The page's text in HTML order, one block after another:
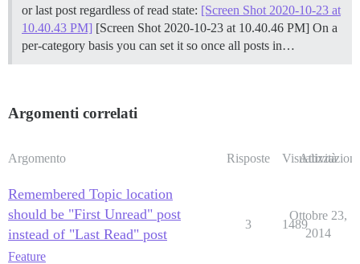
or last post regardless of read state: [Screen Shot 2020-10-23 at
10.40.43 PM] [Screen Shot 2020-10-23 at 10.40.46 PM] On a
per-category basis you can set it so once all posts in…
Argomenti correlati
Argomento Risposte Visualizzazioni
Attività
Remembered Topic location
should be "First Unread" post
instead of "Last Read" post
Feature
3 1489
Ottobre 23,
2014